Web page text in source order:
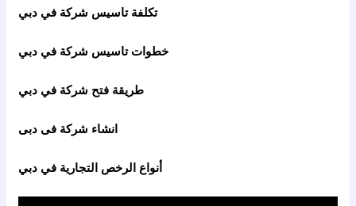
تكلفة تاسيس شركة في دبي
خطوات تاسيس شركة في دبي
طريقة فتح شركة في دبي
انشاء شركة فى دبى
أنواع الرخص التجارية في دبي